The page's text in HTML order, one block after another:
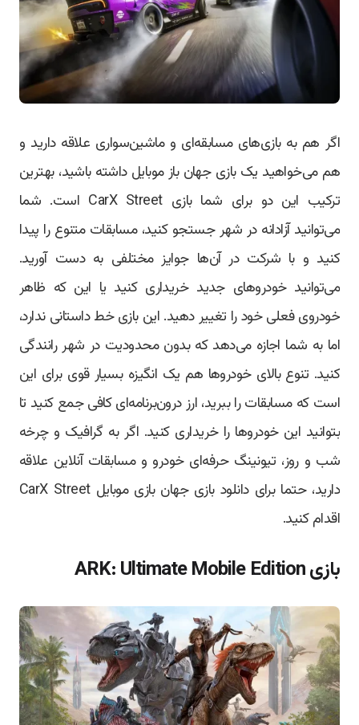
اگر هم به بازی‌های مسابقه‌ای و ماشین‌سواری علاقه دارید و
هم می‌خواهید یک بازی جهان باز موبایل داشته باشید، بهترین
ترکیب این دو برای شما بازی CarX Street است. شما
می‌توانید آزادانه در شهر جستجو کنید، مسابقات متنوع را پیدا
کنید و با شرکت در آن‌ها جوایز مختلفی به دست آورید.
می‌توانید خودروهای جدید خریداری کنید یا این که ظاهر
خودروی فعلی خود را تغییر دهید. این بازی خط داستانی ندارد،
اما به شما اجازه می‌دهد که بدون محدودیت در شهر رانندگی
کنید. تنوع بالای خودروها هم یک انگیزه بسیار قوی برای این
است که مسابقات را ببرید، ارز درون‌برنامه‌ای کافی جمع کنید تا
بتوانید این خودروها را خریداری کنید. اگر به گرافیک و چرخه
شب و روز، تیونینگ حرفه‌ای خودرو و مسابقات آنلاین علاقه
دارید، حتما برای دانلود بازی جهان بازی موبایل CarX Street
اقدام کنید.
بازی ARK: Ultimate Mobile Edition